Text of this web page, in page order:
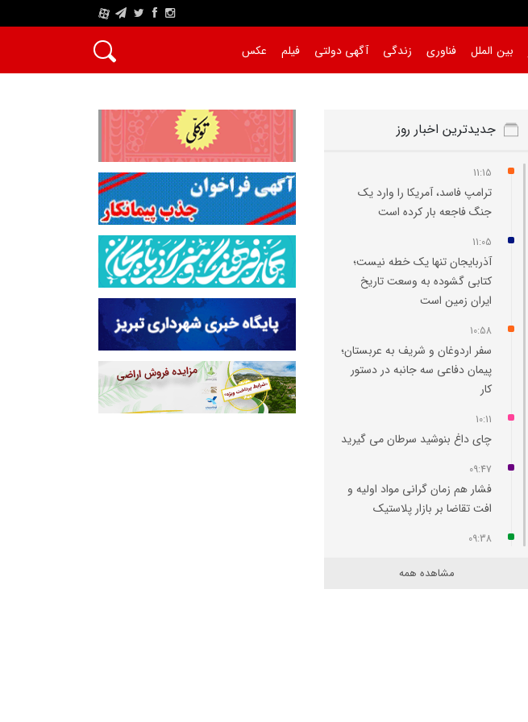
A
بین الملل فناوری زندگی آگهی دولتی فیلم عکس
جدیدترین اخبار روز
11:15
ترامپ فاسد، آمریکا را وارد یک
جنگ فاجعه بار کرده است
11:05
آذربایجان تنها یک خطه نیست؛
کتابی گشوده به وسعت تاریخ
ایران‌ زمین است
10:58
سفر اردوغان و شریف به عربستان؛
پیمان دفاعی سه جانبه در دستور
کار
10:11
چای داغ بنوشید سرطان می‌ گیرید
09:47
فشار هم‌ زمان گرانی مواد اولیه و
افت تقاضا بر بازار پلاستیک
09:38
مستقیم تبریز- طرابوزان
مشاهده همه